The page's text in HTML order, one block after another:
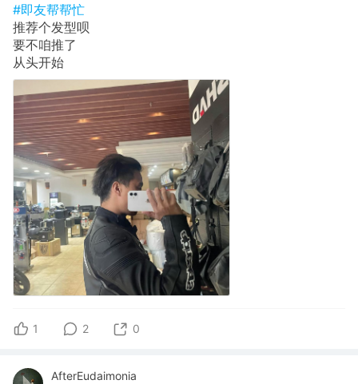
#即友帮帮忙
推荐个发型呗
要不咱推了
从头开始
1 2 0
AfterEudaimonia